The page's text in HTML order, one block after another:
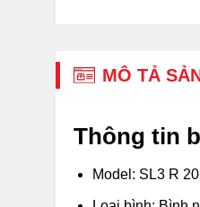
MÔ TẢ
Thông tin
Model: SL3 R